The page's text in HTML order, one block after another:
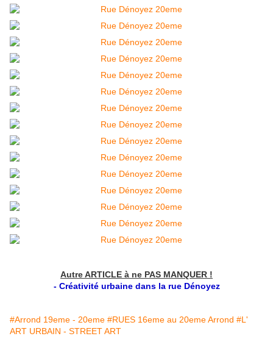
Autre ARTICLE à ne PAS MANQUER !
- Créativité urbaine dans la rue Dénoyez
#Arrond 19eme - 20eme #RUES 16eme au 20eme Arrond #L'
ART URBAIN - STREET ART